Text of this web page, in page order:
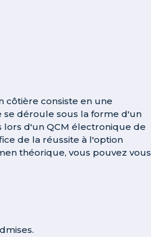
côtière consiste en une
se déroule sous la forme d'un
lors d'un QCM électronique de
de la réussite à l'option
théorique, vous pouvez vous